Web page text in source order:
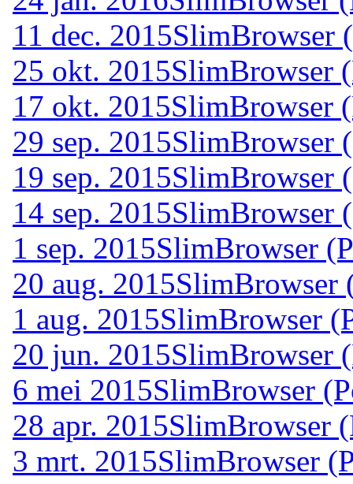
11 dec. 2015SlimBrowser
25 okt. 2015SlimBrowser
17 okt. 2015SlimBrowser
29 sep. 2015SlimBrowser
19 sep. 2015SlimBrowser
14 sep. 2015SlimBrowser
1 sep. 2015SlimBrowser
20 aug. 2015SlimBrowser
1 aug. 2015SlimBrowser
20 jun. 2015SlimBrowser
6 mei 2015SlimBrowser
28 apr. 2015SlimBrowser
3 mrt. 2015SlimBrowser